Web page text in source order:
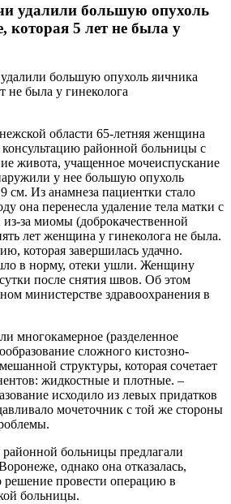
удалили большую опухоль
которая 5 лет не была у
области 65-летняя женщина
районной больницы с
живота, учащенное мочеиспускание
у нее большую опухоль
см. Из анамнеза пациентки стало
она перенесла удаление тела матки с
за миомы (доброкачественной
лет женщина у гинеколога не была.
которая завершилась удачно.
в норму, отеки ушли. Женщину
после снятия швов. Об этом
министерстве здравоохранения в
многокамерное (разделенное
сложного кистозно-
структуры, которая сочетает
жидкостные и плотные. –
исходило из левых придатков
мочеточник с той же стороны
районной больницы предлагали
однако она отказалась,
провести операцию в
больницы.